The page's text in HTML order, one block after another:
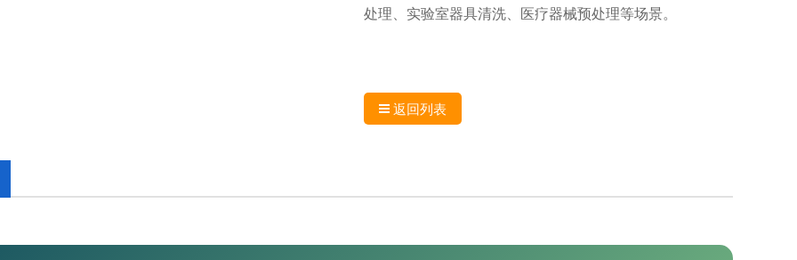
处理、实验室器具清洗、医疗器械预处理等场景。
返回列表